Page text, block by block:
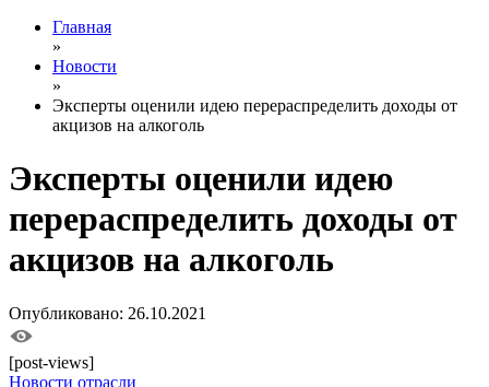
Главная
»
Новости
»
Эксперты оценили идею перераспределить доходы от
акцизов на алкоголь
Эксперты оценили идею
перераспределить доходы от
акцизов на алкоголь
Опубликовано: 26.10.2021
[post-views]
Новости отрасли